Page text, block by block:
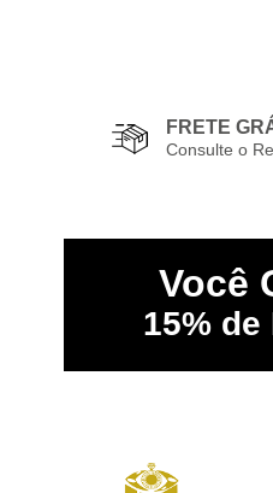
FRETE
Consulte o
Você
15%de